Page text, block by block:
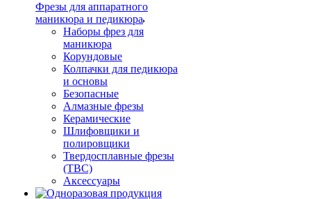
Фрезы для аппаратного
маникюра и педикюра
Наборы фрез для
маникюра
Корундовые
Колпачки для педикюра
и основы
Безопасные
Алмазные фрезы
Керамические
Шлифовщики и
полировщики
Твердосплавные фрезы
(ТВС)
Аксессуары